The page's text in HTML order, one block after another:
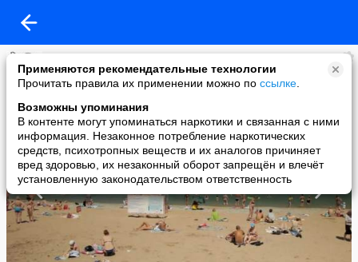
Применяются рекомендательные технологии
Прочитать правила их применении можно по ссылке
Возможны упоминания
В контенте могут упоминаться наркотики и связанная с ними
информация. Незаконное потребление наркотических
средств, психотропных веществ и их аналогов причиняет
вред здоровью, их незаконный оборот запрещён и влечёт
установленную законодательством ответственность
Летать Охота!
added a photo
01 Dec в 13:54